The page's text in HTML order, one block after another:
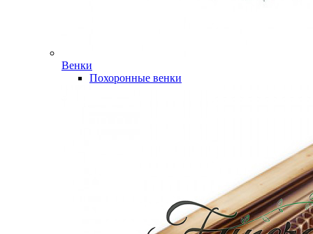
Венки
Похоронные венки